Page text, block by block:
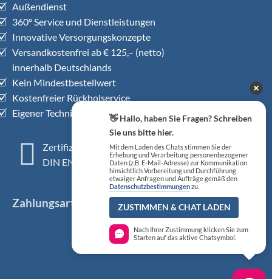
Außendienst
360° Service und Dienstleistungen
Innovative Versorgungskonzepte
Versandkostenfrei ab € 125,– (netto)
innerhalb Deutschlands
Kein Mindestbestellwert
Kostenfreier Rückholservice
Eigener Technischer Kundendienst
Zertifiziertes QM-System
DIN EN ISO 13485
Zahlungsarten
👋 Hallo, haben Sie Fragen? Schreiben
Sie uns bitte hier.
Mit dem Laden des Chats stimmen Sie der
Erhebung und Verarbeitung personenbezogener
Daten (z.B. E-Mail-Adresse) zur Kommunikation
hinsichtlich Vorbereitung und Durchführung
etwaiger Anfragen und Aufträge gemäß den
Datenschutzbestimmungenzu.
ZUSTIMMEN & CHAT LADEN
Nach Ihrer Zustimmung klicken Sie zum
Starten auf das aktive Chatsymbol.